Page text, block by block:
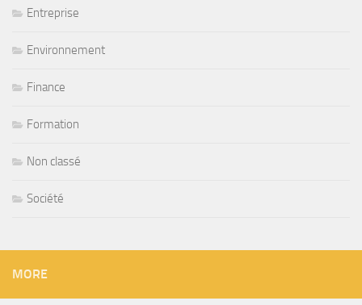
Entreprise
Environnement
Finance
Formation
Non classé
Société
MORE